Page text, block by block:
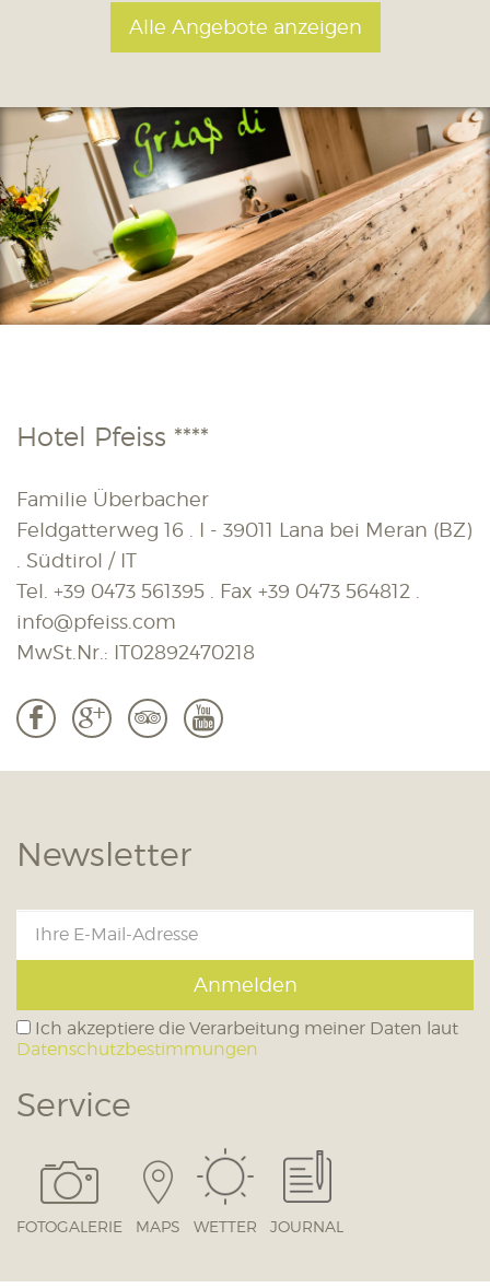
Alle Angebote anzeigen
Hotel Pfeiss ****
Familie Überbacher
Feldgatterweg 16 . I - 39011 Lana bei Meran (BZ)
. Südtirol / IT
Tel. +39 0473 561395 . Fax +39 0473 564812
info@pfeiss.com
MwSt.Nr.: IT02892470218
b c 3 r
Newsletter
Anmelden
Ich akzeptiere die Verarbeitung meiner Daten laut
Datenschutzbestimmungen
Service
FOTOGALERIE MAPS WETTER JOURNAL